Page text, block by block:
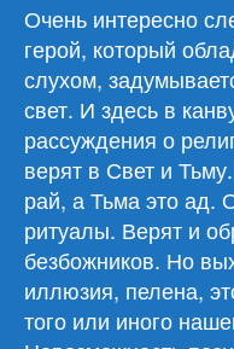
Очень интересно
герой, который
слухом,
свет. И здесь в
рассуждения о
верят в Свет и
рай, а Тьма это ад.
ритуалы. Верят и
безбожников. Но
иллюзия, пелена,
того или иного